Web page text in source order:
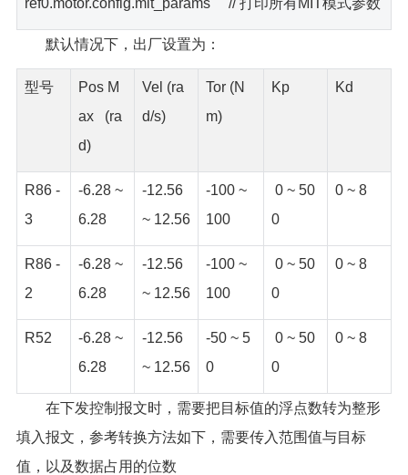
默认情况下，出厂设置为：
型号
Pos M
ax (ra
d)
Vel (ra
d/s)
Tor (N
m)
Kp Kd
R86 -
3
-6.28 ~
6.28
-12.56
~ 12.56
-100 ~
100
0 ~ 50
0
0 ~ 8
R86 -
2
-6.28 ~
6.28
-12.56
~ 12.56
-100 ~
100
0 ~ 50
0
0 ~ 8
R52
-6.28 ~
6.28
-12.56
~ 12.56
-50 ~ 5
0
0 ~ 50
0
0 ~ 8
在下发控制报文时，需要把目标值的浮点数转为整形
填入报文，参考转换方法如下，需要传入范围值与目标
值，以及数据占用的位数